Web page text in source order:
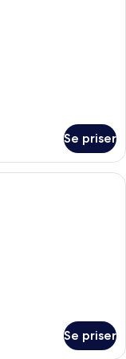
Se priser
- bjergudsigt |
Se priser